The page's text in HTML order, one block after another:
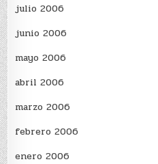
julio 2006
junio 2006
mayo 2006
abril 2006
marzo 2006
febrero 2006
enero 2006